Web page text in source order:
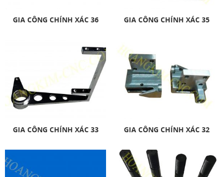
GIA CÔNG CHÍNH XÁC 36 GIA CÔNG CHÍNH XÁC 35
GIA CÔNG CHÍNH XÁC 33 GIA CÔNG CHÍNH XÁC 32